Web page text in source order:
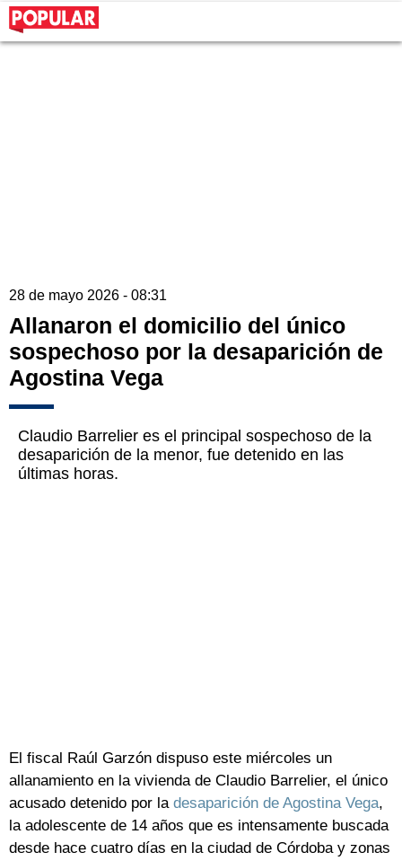
28 de mayo 2026 - 08:31
Allanaron el domicilio del único
sospechoso por la desaparición de
Agostina Vega
Claudio Barrelier es el principal sospechoso de la
desaparición de la menor, fue detenido en las
últimas horas.
El fiscal Raúl Garzón dispuso este miércoles un
allanamiento en la vivienda de Claudio Barrelier, el único
acusado detenido por la desaparición de Agostina Vega,
la adolescente de 14 años que es intensamente buscada
desde hace cuatro días en la ciudad de Córdoba y zonas